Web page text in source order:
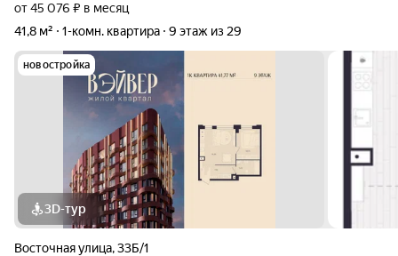
от 45 076 ₽ в месяц
41,8 м²
1-комн. квартира 9 этаж из 29
новостройка
3D-тур
Восточная улица,33Б/1